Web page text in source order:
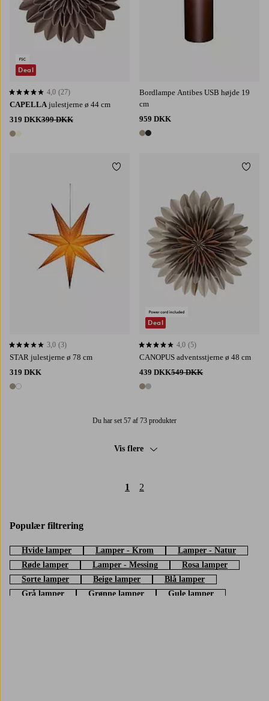
CAPELLA julestjerne ø 44 cm
319 DKK399 DKK
2 farver
4,0 baseret på 27 bedømmelser
4,0 (27)
Deal
Bordlampe Antibes USB højde 19
cm
959 DKK
2 farver
STAR julestjerne ø 78 cm
319 DKK
2 farver
3,0 baseret på 3 bedømmelser
3,0 (3)
Tilføj til favoritter
CANOPUS adventsstjerne ø 48 cm
439 DKK549 DKK
2 farver
4,0 baseret på 5 bedømmelser
4,0 (5)
Deal
Tilføj
Du har set 57 af 73 produkter
Vis flere
1 2
Populær filtrering
Hvide lamper Lamper - Krom
Lamper - Natur
Røde lamper
Lamper - Messing
Rosa lamper
Sorte lamper
Beige lamper
Blå lamper
Grå lamper
Grønne lamper
Gule lamper